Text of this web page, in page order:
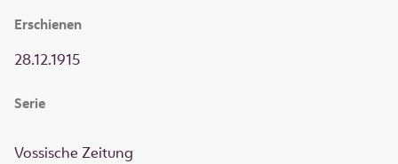
Erschienen
28.12.1915
Serie
Vossische Zeitung